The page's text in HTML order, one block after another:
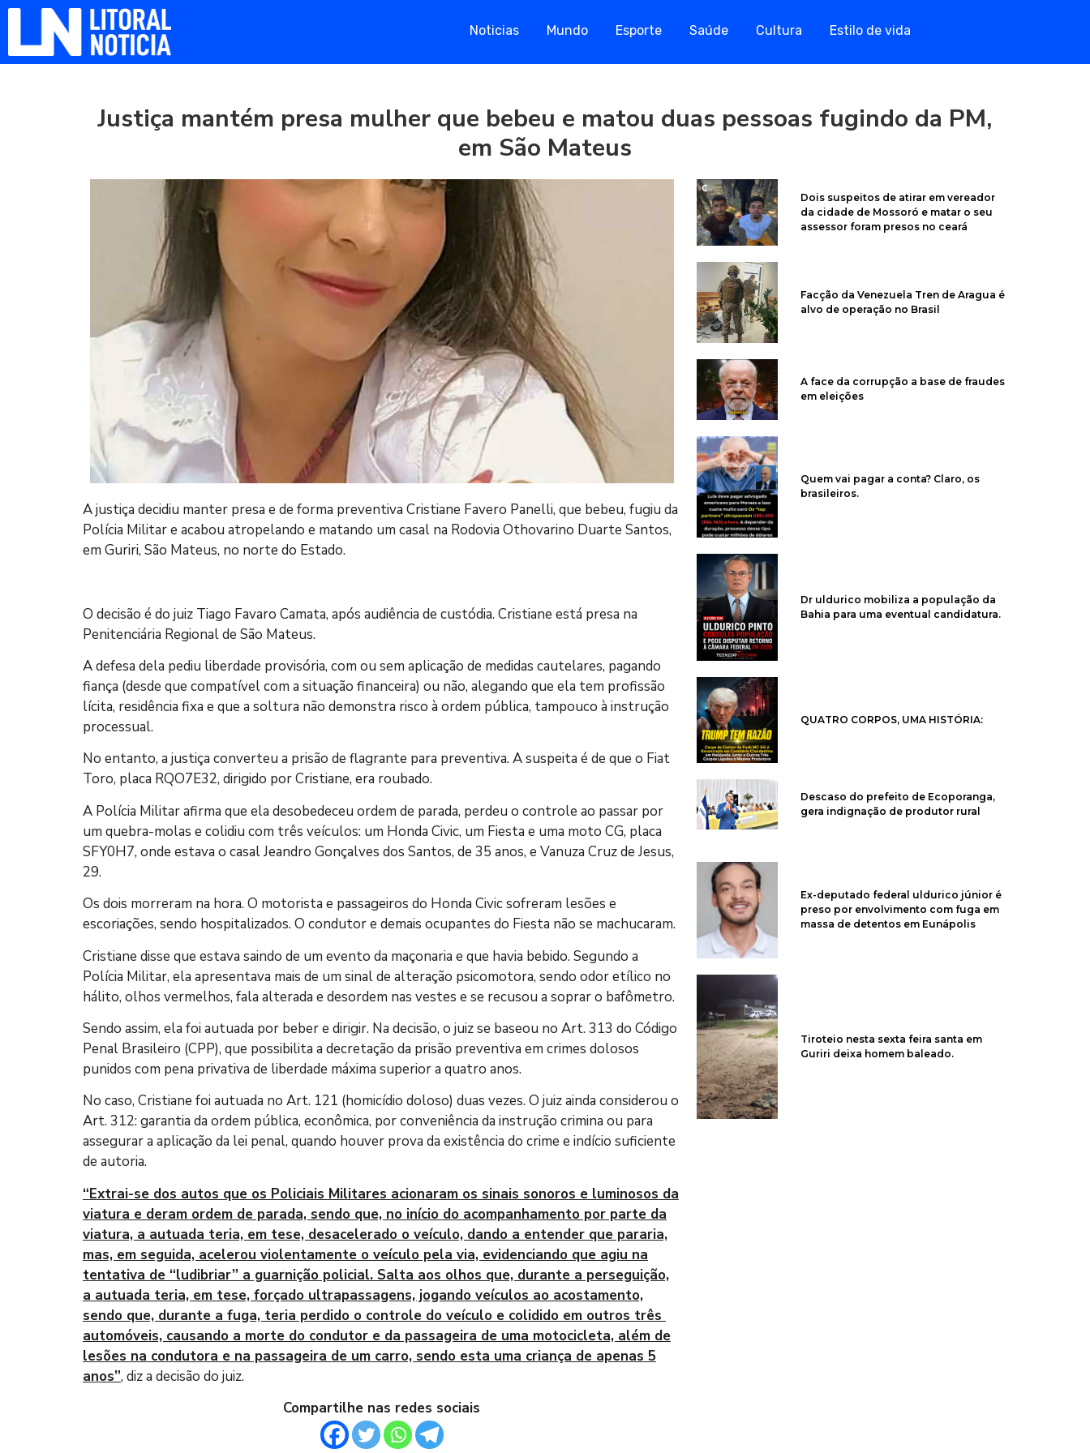
Noticias Mundo Esporte Saúde Cultura Estilo de vida
Justiça mantém presa mulher que bebeu e matou duas pessoas fugindo da PM,
em São Mateus
A justiça decidiu manter presa e de forma preventiva Cristiane Favero Panelli, que bebeu, fugiu da
Polícia Militar e acabou atropelando e matando um casal na Rodovia Othovarino Duarte Santos,
em Guriri, São Mateus, no norte do Estado.
O decisão é do juiz Tiago Favaro Camata, após audiência de custódia. Cristiane está presa na
Penitenciária Regional de São Mateus.
A defesa dela pediu liberdade provisória, com ou sem aplicação de medidas cautelares, pagando
fiança (desde que compatível com a situação financeira) ou não, alegando que ela tem profissão
lícita, residência fixa e que a soltura não demonstra risco à ordem pública, tampouco à instrução
processual.
No entanto, a justiça converteu a prisão de flagrante para preventiva. A suspeita é de que o Fiat
Toro, placa RQO7E32, dirigido por Cristiane, era roubado.
A Polícia Militar afirma que ela desobedeceu ordem de parada, perdeu o controle ao passar por
um quebra-molas e colidiu com três veículos: um Honda Civic, um Fiesta e uma moto CG, placa
SFY0H7, onde estava o casal Jeandro Gonçalves dos Santos, de 35 anos, e Vanuza Cruz de Jesus,
29.
Os dois morreram na hora. O motorista e passageiros do Honda Civic sofreram lesões e
escoriações, sendo hospitalizados. O condutor e demais ocupantes do Fiesta não se machucaram.
Cristiane disse que estava saindo de um evento da maçonaria e que havia bebido. Segundo a
Polícia Militar, ela apresentava mais de um sinal de alteração psicomotora, sendo odor etílico no
hálito, olhos vermelhos, fala alterada e desordem nas vestes e se recusou a soprar o bafômetro.
Sendo assim, ela foi autuada por beber e dirigir. Na decisão, o juiz se baseou no Art. 313 do Código
Penal Brasileiro (CPP), que possibilita a decretação da prisão preventiva em crimes dolosos
punidos com pena privativa de liberdade máxima superior a quatro anos.
No caso, Cristiane foi autuada no Art. 121 (homicídio doloso) duas vezes. O juiz ainda considerou o
Art. 312: garantia da ordem pública, econômica, por conveniência da instrução crimina ou para
assegurar a aplicação da lei penal, quando houver prova da existência do crime e indício suficiente
de autoria.
“Extrai-se dos autos que os Policiais Militares acionaram os sinais sonoros e luminosos da
viatura e deram ordem de parada, sendo que, no início do acompanhamento por parte da
viatura, a autuada teria, em tese, desacelerado o veículo, dando a entender que pararia,
mas, em seguida, acelerou violentamente o veículo pela via, evidenciando que agiu na
tentativa de “ludibriar” a guarnição policial. Salta aos olhos que, durante a perseguição,
a autuada teria, em tese, forçado ultrapassagens, jogando veículos ao acostamento,
sendo que, durante a fuga, teria perdido o controle do veículo e colidido em outros três
automóveis, causando a morte do condutor e da passageira de uma motocicleta, além de
lesões na condutora e na passageira de um carro, sendo esta uma criança de apenas 5
anos”, diz a decisão do juiz.
Compartilhe nas redes sociais
Dois suspeitos de atirar em vereador
da cidade de Mossoró e matar o seu
assessor foram presos no ceará
Facção da Venezuela Tren de Aragua é
alvo de operação no Brasil
A face da corrupção a base de fraudes
em eleições
Quem vai pagar a conta? Claro, os
brasileiros.
Dr uldurico mobiliza a população da
Bahia para uma eventual candidatura.
QUATRO CORPOS, UMA HISTÓRIA:
Descaso do prefeito de Ecoporanga,
gera indignação de produtor rural
Ex-deputado federal uldurico júnior é
preso por envolvimento com fuga em
massa de detentos em Eunápolis
Tiroteio nesta sexta feira santa em
Guriri deixa homem baleado.